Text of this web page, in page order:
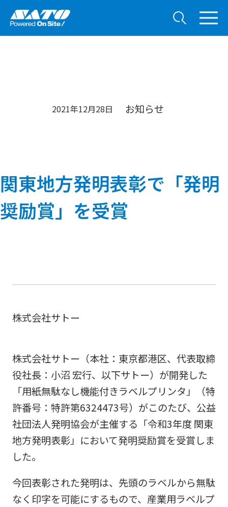
2021年12月28日 お知らせ
関東地方発明表彰で「発明
奨励賞」を受賞
株式会社サトー
株式会社サトー（本社：東京都港区、代表取締
役社長：小沼 宏行、以下サトー）が開発した
「用紙無駄なし機能付きラベルプリンタ」（特
許番号：特許第6324473号）がこのたび、公益
社団法人発明協会が主催する「令和3年度 関東
地方発明表彰」において発明奨励賞を受賞しま
した。
今回表彰された発明は、先頭のラベルから無駄
なく印字を可能にするもので、産業用ラベルプ